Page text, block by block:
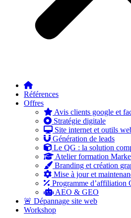
Références
Offres
Avis clients google et
Stratégie digitale
Site internet et outils
Génération de leads
Le QG : la solution
Atelier formation
Branding et création
Mise à jour et
Programme d’affiliation
AEO & GEO
🚨 Dépannage site web
Workshop